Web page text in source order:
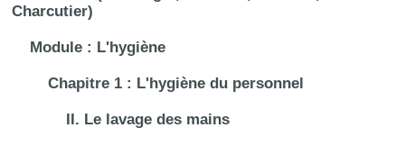
Charcutier)
Module : L'hygiène
Chapitre 1 : L'hygiène du personnel
II. Le lavage des mains